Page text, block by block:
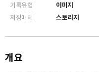
기록유형
이미지
저장매체
스토리지
개요